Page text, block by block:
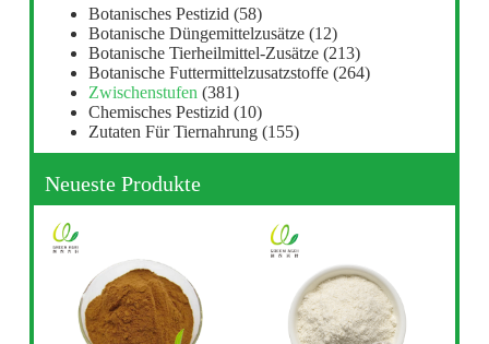
Botanisches Pestizid (58)
Botanische Düngemittelzusätze (12)
Botanische Tierheilmittel-Zusätze (213)
Botanische Futtermittelzusatzstoffe (264)
Zwischenstufen (381)
Chemisches Pestizid (10)
Zutaten Für Tiernahrung (155)
Neueste Produkte